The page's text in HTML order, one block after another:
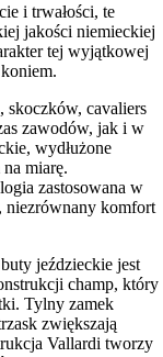
i trwałości, te
jakości niemieckiej
tej wyjątkowej
skoczków, cavaliers
zawodów, jak i w
wydłużone
miarę.
zastosowana w
niezrównany komfort
jeździeckie jest
champ, który
Tylny zamek
zwiększają
Vallardi tworzy